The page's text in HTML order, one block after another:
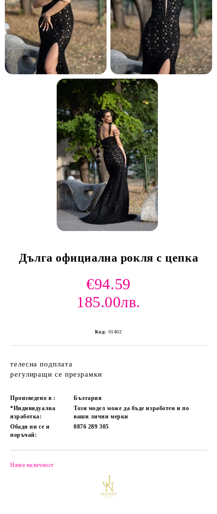
Дълга официална рокля с цепка
€94.59
185.00лв.
Код: 01402
телесна подплата
регулиращи се презрамки
Произведено в :
България
*Индивидуална
изработка:
Този модел може да бъде изработен и по
ваши лични мерки
Обади ни се и
поръчай:
0876 289 305
Няма наличност